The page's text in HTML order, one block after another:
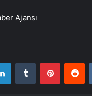
Ajansı
LinkedInTumblr Pinterest